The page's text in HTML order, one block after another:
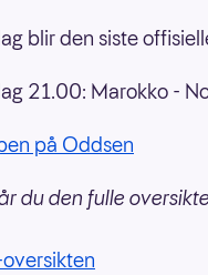
blir den siste
21.00: Marokko -
på Oddsen
du den fulle